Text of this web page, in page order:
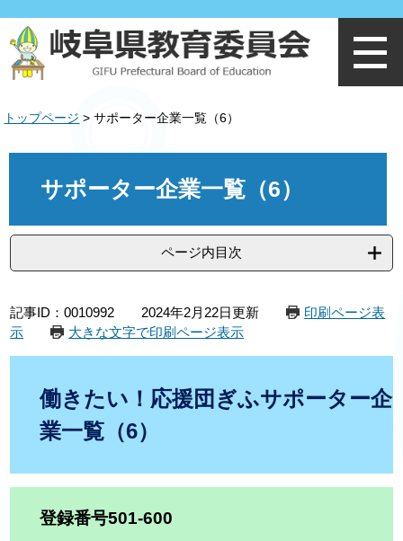
ジ
の
で
ュ
ー
ばトップページ >サポーター企業一覧（6）
サポーター企業一覧（6）
ページ内目次
記事ID：0010992 2024年2月22日更新
印刷ページ表
示
大きな文字で印刷ページ表示
働きたい！応援団ぎふサポーター企
業一覧（6）
登録番号501-600